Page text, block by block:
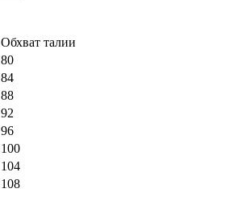
Обхват талии
80
84
88
92
96
100
104
108